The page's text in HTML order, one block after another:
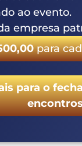
evento.
para cada
o
encontros